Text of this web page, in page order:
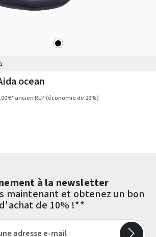
noir
ocean
€*ancien RLP(économie de 29%)
à la newsletter
maintenant et obtenez un bon
d'achat de 10% !**